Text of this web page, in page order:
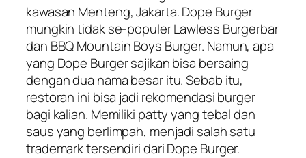
kawasan Menteng, Jakarta. Dope Burger
mungkin tidak se-populer Lawless Burgerbar
dan BBQ Mountain Boys Burger. Namun, apa
yang Dope Burger sajikan bisa bersaing
dengan dua nama besar itu. Sebab itu,
restoran ini bisa jadi rekomendasi burger
bagi kalian. Memiliki pattyyang tebal dan
saus yang berlimpah, menjadi salah satu
trademarktersendiri dari Dope Burger.